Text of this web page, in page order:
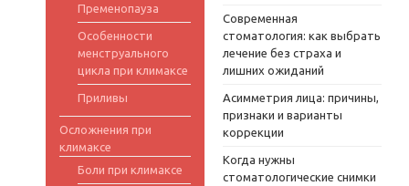
Пременопауза
Особенности
менструального
цикла при климаксе
Приливы
Осложнения при
климаксе
Боли при климаксе
Современная
стоматология: как выбрать
лечение без страха и
лишних ожиданий
Асимметрия лица: причины,
признаки и варианты
коррекции
Когда нужны
стоматологические снимки